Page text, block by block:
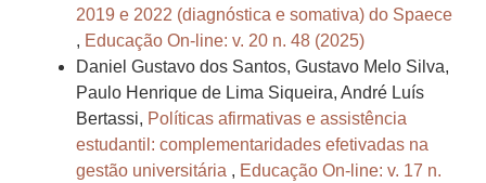
2019 e 2022 (diagnóstica e somativa) do Spaece
, Educação On-line: v. 20 n. 48 (2025)
Daniel Gustavo dos Santos, Gustavo Melo Silva,
Paulo Henrique de Lima Siqueira, André Luís
Bertassi, Políticas afirmativas e assistência
estudantil: complementaridades efetivadas na
gestão universitária , Educação On-line: v. 17 n.